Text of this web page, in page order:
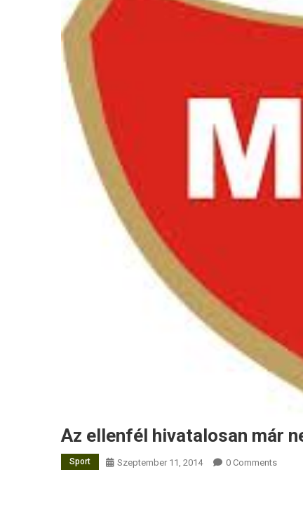
Az ellenfél hivatalosan már
Sport Szeptember 11, 2014 0 Comments